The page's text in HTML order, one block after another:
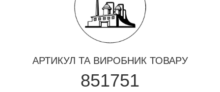
АРТИКУЛ ТА ВИРОБНИК ТОВАРУ
851751